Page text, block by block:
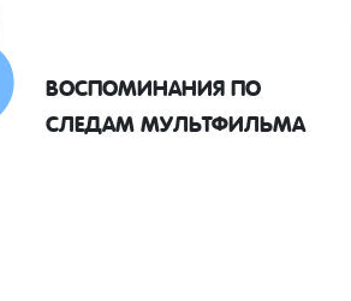
ВОСПОМИНАНИЯ ПО
СЛЕДАМ МУЛЬТФИЛЬМА